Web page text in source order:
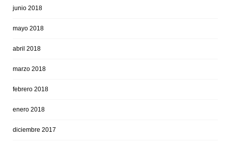
junio 2018
mayo 2018
abril 2018
marzo 2018
febrero 2018
enero 2018
diciembre 2017